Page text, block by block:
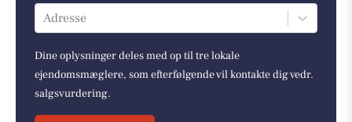
Adresse
Dine oplysninger deles med op til tre lokale
ejendomsmæglere, som efterfølgende vil kontakte dig vedr.
salgsvurdering.